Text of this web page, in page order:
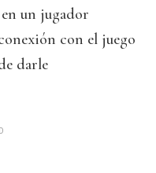
un jugador
con el juego
darle